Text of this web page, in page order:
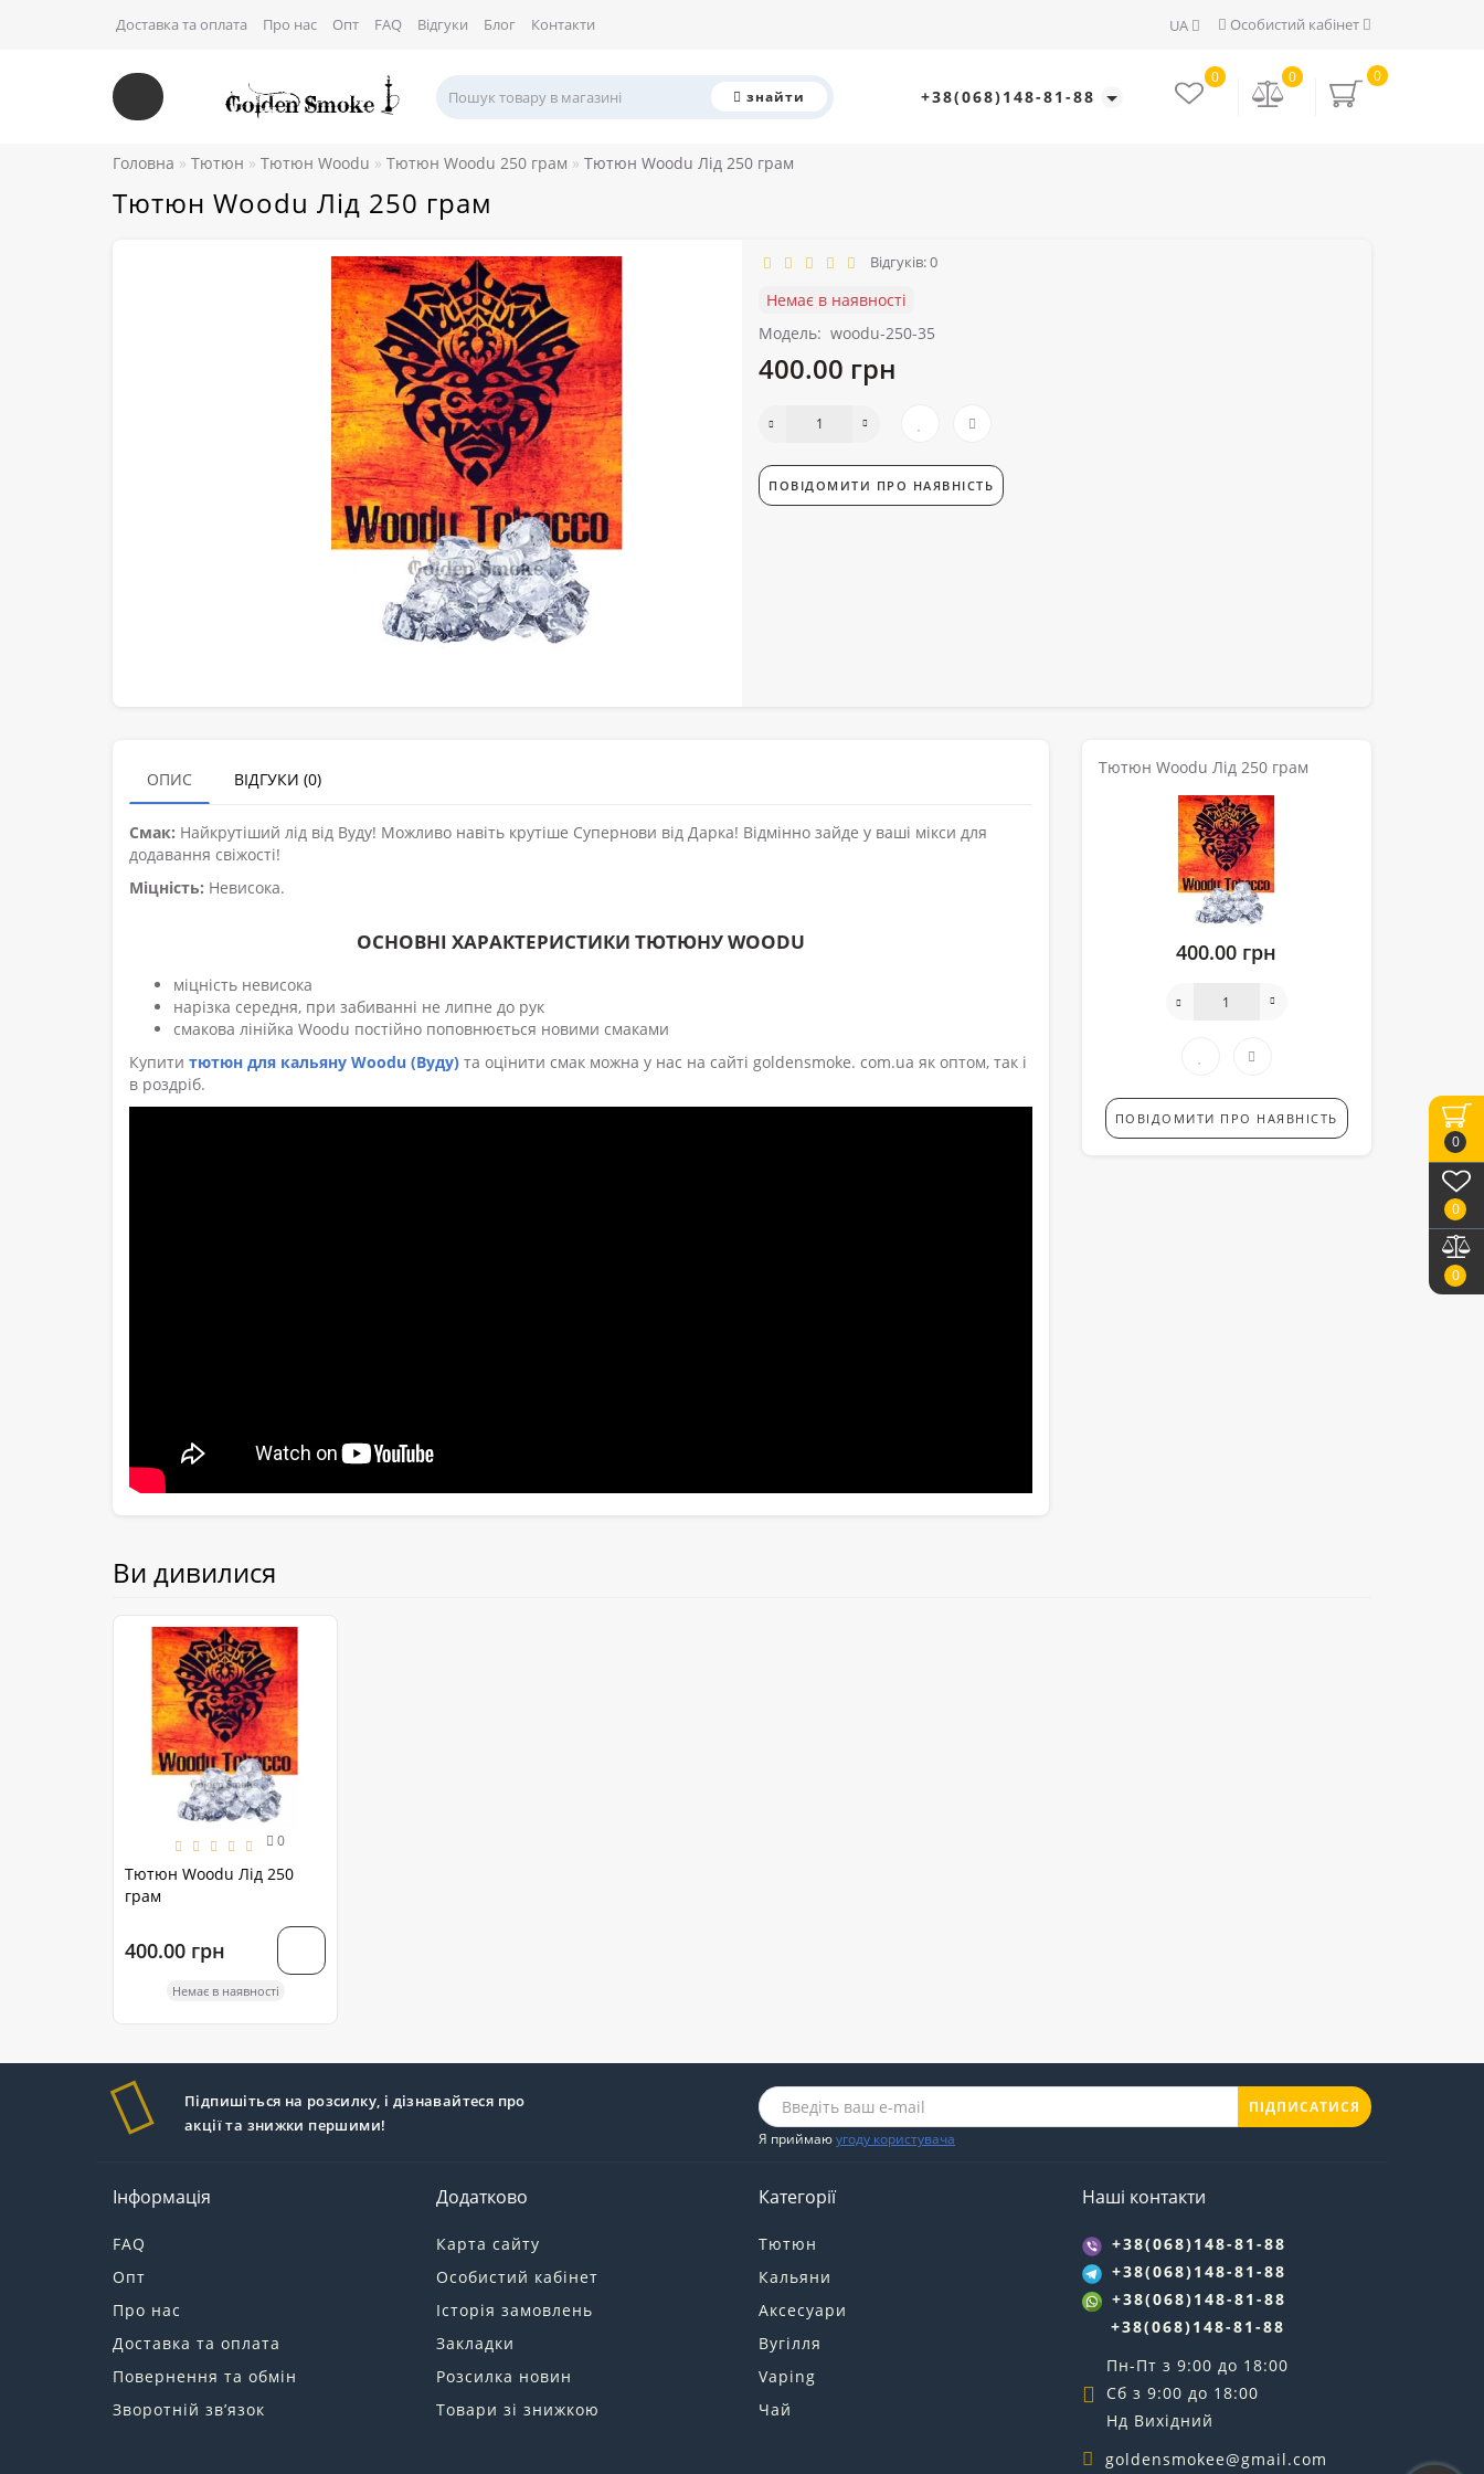
0
0
0
Особистий кабінет
UA
Доставка та оплата Про нас Опт FAQ Відгуки Блог Контакти
знайти +38(068)148-81-88
0
0
0
Головна Тютюн Тютюн Woodu Тютюн Woodu 250 грам Тютюн Woodu Лід 250 грам
Тютюн Woodu Лід 250 грам
Відгуків: 0
Немає в наявності
Модель: woodu-250-35
400.00 грн
ПОВІДОМИТИ ПРО НАЯВНІСТЬ
ОПИС ВІДГУКИ (0)
Смак: Найкрутіший лід від Вуду! Можливо навіть крутіше Супернови від Дарка! Відмінно зайде у ваші мікси для
додавання свіжості!
Міцність: Невисока.
ОСНОВНІ ХАРАКТЕРИСТИКИ ТЮТЮНУ WOODU
міцність невисока
нарізка середня, при забиванні не липне до рук
смакова лінійка Woodu постійно поповнюється новими смаками
Купити тютюн для кальяну Woodu (Вуду) та оцінити смак можна у нас на сайті goldensmoke. com.ua як оптом, так і
в роздріб.
Тютюн Woodu Лід 250 грам
400.00 грн
ПОВІДОМИТИ ПРО НАЯВНІСТЬ
Ви дивилися
0
Тютюн Woodu Лід 250
грам
400.00 грн
Немає в наявності
Підпишіться на розсилку, і дізнавайтеся про
акції та знижки першими!
ПІДПИСАТИСЯ
Я приймаюугоду користувача
Інформація
FAQ
Опт
Про нас
Доставка та оплата
Повернення та обмін
Зворотній зв’язок
Додатково
Карта сайту
Особистий кабінет
Історія замовлень
Закладки
Розсилка новин
Товари зі знижкою
Категорії
Тютюн
Кальяни
Аксесуари
Вугілля
Vaping
Чай
Наші контакти
+38(068)148-81-88
+38(068)148-81-88
+38(068)148-81-88
+38(068)148-81-88
Пн-Пт з 9:00 до 18:00
Сб з 9:00 до 18:00
Нд Вихідний
goldensmokee@gmail.com